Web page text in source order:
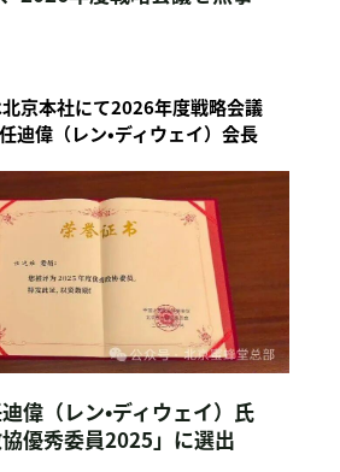
京本社にて2026年度戦略会議
迪偉（レン・ディウェイ）会長
偉（レン・ディウェイ）氏
優秀委員2025」に選出